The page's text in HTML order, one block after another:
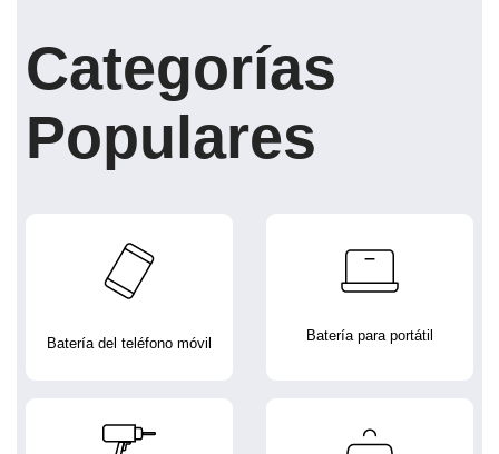
Categorías
Populares
Batería del teléfono móvil Batería para portátil